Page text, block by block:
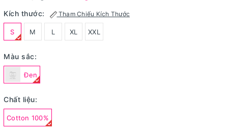
Kích thước: Tham Chiếu Kích Thước
S M L XL XXL
Màu sắc:
Đen
Chất liệu:
Cotton 100%